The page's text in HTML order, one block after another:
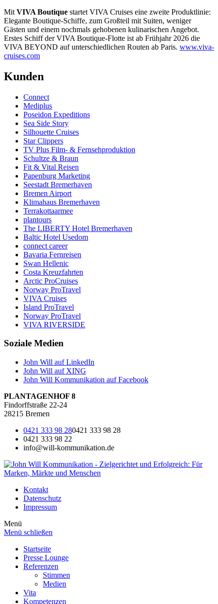
Mit VIVA Boutique startet VIVA Cruises eine zweite Produktlinie:
Elegante Boutique-Schiffe, zum Großteil mit Suiten, weniger
Gästen und einem nochmals gehobenen kulinarischen Angebot.
Erstes Schiff der VIVA Boutique-Flotte ist ab Frühjahr 2026 die
VIVA BEYOND auf unterschiedlichen Routen ab Paris. www.viva-
cruises.com
Kunden
Connect
Mediplus
Poseidon Expeditions
Sea Side Story
Silhouette Cruises
Star Clippers
TV Plus Film- & Fernsehproduktion
Schultze & Braun
Fit & Vital Reisen
Papenburg Marketing
Seestadt Bremerhaven
Bremen Airport
Klimahaus Bremerhaven
Terrakottaarmee
plantours
The LIBERTY Hotel Bremerhaven
Baltic Hotel Usedom
connect career
Bavaria Fernreisen
Swan Hellenic
Costa Kreuzfahrten
Arctic ProCruises
Norway ProTravel
VIVA Cruises
Island ProTravel
Norway ProTravel
VIVA RIVERSIDE
Soziale Medien
John Will auf LinkedIn
John Will auf XING
John Will Kommunikation auf Facebook
PLANTAGENHOF 8
Findorffstraße 22-24
28215 Bremen
0421 333 98 280421 333 98 28
0421 333 98 22
info@will-kommunikation.de
Kontakt
Datenschutz
Impressum
Menü
Menü schließen
Startseite
Presse Lounge
Referenzen
Stimmen
Medien
Vita
Kompetenzen